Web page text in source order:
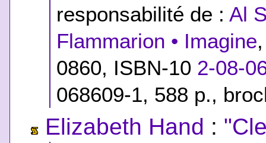
responsabilité de :Al
Flammarion • Imagine
0860, ISBN-10 2-08-
068609-1, 588 p.,
Elizabeth Hand :